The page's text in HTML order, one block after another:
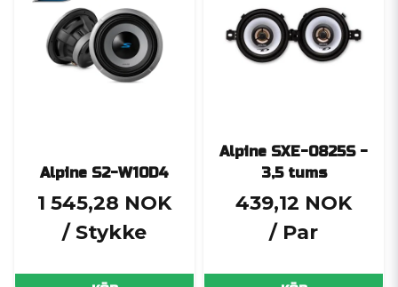
Alpine S2-W10D4
1 545,28 NOK
/ Stykke
Alpine SXE-0825S -
3,5 tums
439,12 NOK
/ Par